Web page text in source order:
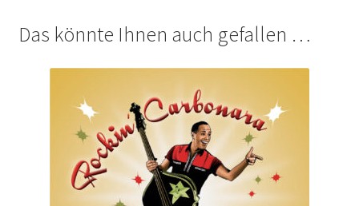
Das könnte Ihnen auch gefallen …